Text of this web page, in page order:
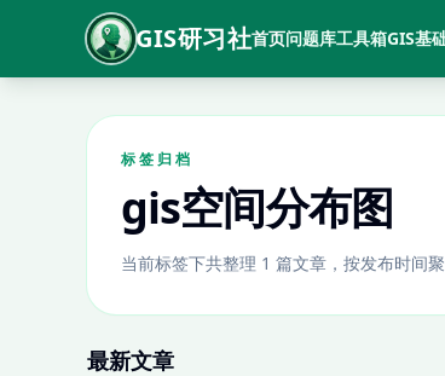
GIS研习社首页问题库工具箱GIS基
标签归档
gis空间分布图
当前标签下共整理 1 篇文章，按发布时间
最新文章